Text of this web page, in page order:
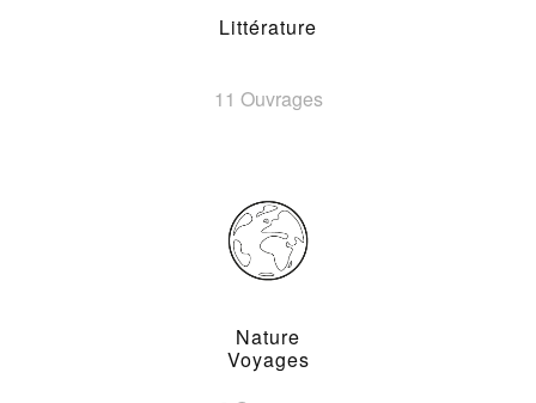
Littérature
11 Ouvrages
Nature
Voyages